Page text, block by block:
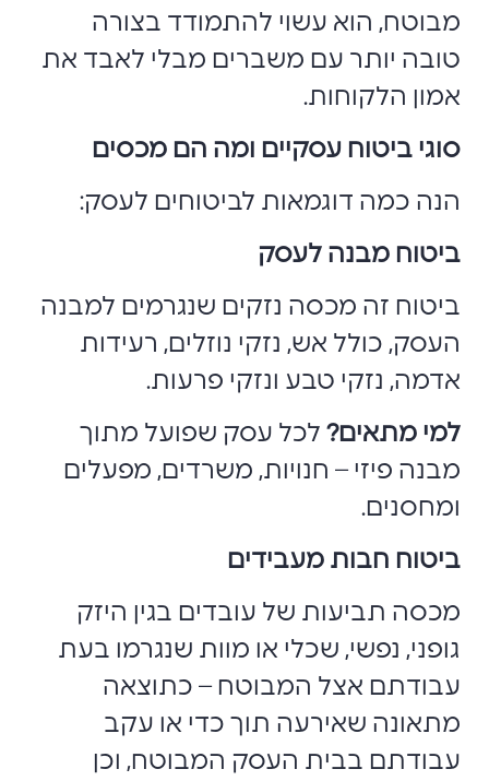
מבוטח, הוא עשוי להתמודד בצורה
טובה יותר עם משברים מבלי לאבד את
אמון הלקוחות.
סוגי ביטוח עסקיים ומה הם מכסים
הנה כמה דוגמאות לביטוחים לעסק:
ביטוח מבנה לעסק
ביטוח זה מכסה נזקים שנגרמים למבנה
העסק, כולל אש, נזקי נוזלים, רעידות
אדמה, נזקי טבע ונזקי פרעות.
למי מתאים?לכל עסק שפועל מתוך
מבנה פיזי – חנויות, משרדים, מפעלים
ומחסנים.
ביטוח חבות מעבידים
מכסה תביעות של עובדים בגין היזק
גופני, נפשי, שכלי או מוות שנגרמו בעת
עבודתם אצל המבוטח – כתוצאה
מתאונה שאירעה תוך כדי או עקב
עבודתם בבית העסק המבוטח, וכן